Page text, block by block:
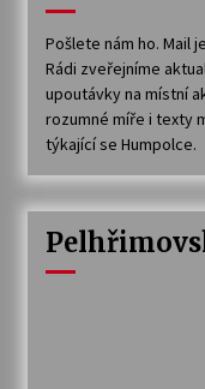
Pošlete nám ho. Mail je
Rádi zveřejníme
upoutávky na místní
rozumné míře i texty
týkající se Humpolce.